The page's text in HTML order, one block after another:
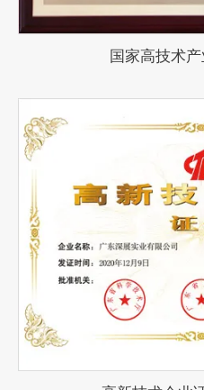
国家高技术